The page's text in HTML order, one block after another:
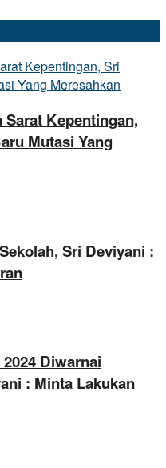
Kepentingan,
Mutasi Yang
Sri Deviyani :
Diwarnai
: Minta Lakukan